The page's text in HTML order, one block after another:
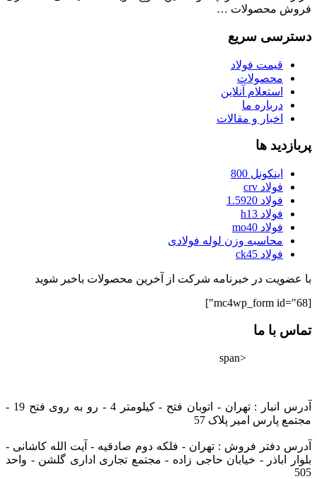
فروش محصولات …
دسترسی سریع
قیمت فولاد
محصولات
استعلام آنلاین
درباره ما
اخبار و مقالات
پربازدید ها
اینکونل 800
فولاد crv
فولاد 1.5920
فولاد h13
فولاد mo40
محاسبه وزن لوله فولادی
فولاد ck45
با عضویت در خبرنامه شرکت از آخرین محصولات باخبر شوید
[mc4wp_form id="68"]
تماس با ما
<span
آدرس انبار : تهران - اتوبان فتح - کیلومتر 4 - رو به روی فتح 19 -
مجتمع پارس امیر پلاک 57
آدرس دفتر فروش : تهران - فلکه دوم صادقیه - آیت الله کاشانی -
بلوار اباذر - خیابان حاجی زاده - مجتمع تجاری اداری گلشن - واحد
505